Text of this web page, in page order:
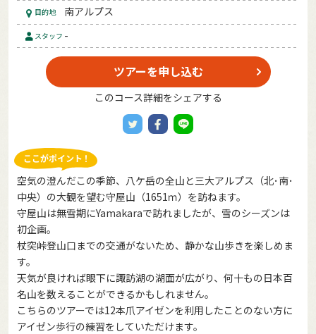
目的地 南アルプス
スタッフ -
ツアーを申し込む
このコース詳細をシェアする
空気の澄んだこの季節、八ケ岳の全山と三大アルプス（北･南･
中央）の大観を望む守屋山（1651ｍ）を訪ねます。
守屋山は無雪期にYamakaraで訪れましたが、雪のシーズンは
初企画。
杖突峠登山口までの交通がないため、静かな山歩きを楽しめま
す。
天気が良ければ眼下に諏訪湖の湖面が広がり、何十もの日本百
名山を数えることができるかもしれません。
こちらのツアーでは12本爪アイゼンを利用したことのない方に
アイゼン歩行の練習をしていただけます。